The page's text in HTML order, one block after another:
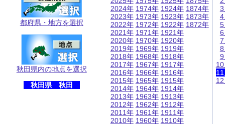
都府県・地方を選択
秋田県内の地点を選択
秋田県 秋田
2024年
2023年
2022年
2021年
2020年
2019年
2018年
2017年
2016年
2015年
2014年
2013年
2012年
2011年
2010年
1974年
1973年
1972年
1971年
1970年
1969年
1968年
1967年
1966年
1965年
1964年
1963年
1962年
1961年
1960年
1924年
1923年
1922年
1921年
1920年
1919年
1918年
1917年
1916年
1915年
1914年
1913年
1912年
1911年
1910年
1874年
1873年
1872年